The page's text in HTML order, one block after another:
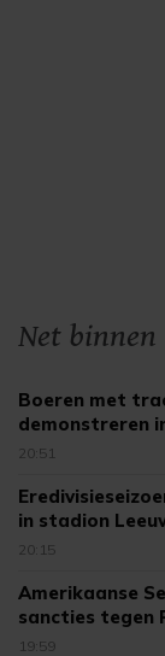
Net binnen
Boeren met
demonstreren
20:51
in stadion
20:15
Amerikaanse
sancties tegen
19:59